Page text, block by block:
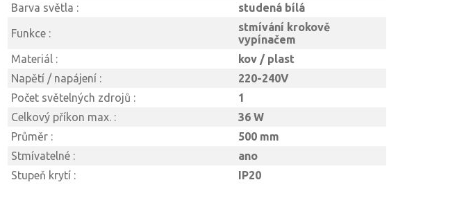
Barva světla :
studená bílá
Funkce :
stmívání krokově
vypínačem
Materiál :
kov / plast
Napětí / napájení :
220-240V
Počet světelných zdrojů :
1
Celkový příkon max. :
36 W
Průměr :
500 mm
Stmívatelné :
ano
Stupeň krytí :
IP20